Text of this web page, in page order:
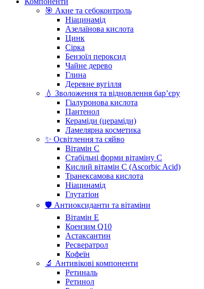
🎯 Акне та себоконтроль
Ніацинамід
Азелаїнова кислота
Цинк
Сірка
Бензоїл пероксид
Чайне дерево
Глина
Деревне вугілля
💧 Зволоження та відновлення бар’єру
Гіалуронова кислота
Пантенол
Кераміди (цераміди)
Ламелярна косметика
✨ Освітлення та сяйво
Вітамін С
Стабільні форми вітаміну С
Кислий вітамін С (Ascorbic Acid)
Транексамова кислота
Ніацинамід
Глутатіон
🛡️ Антиоксиданти та вітаміни
Вітамін Е
Коензим Q10
Астаксантин
Ресвератрол
Кофеїн
🔬 Антивікові компоненти
Ретиналь
Ретинол